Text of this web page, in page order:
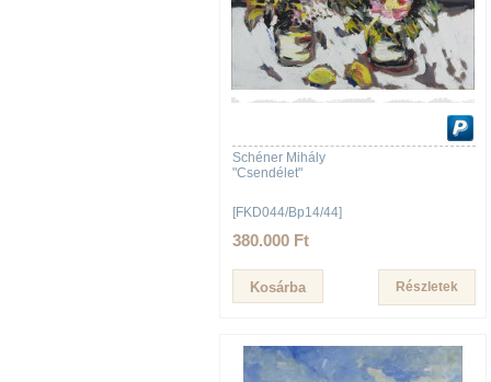
Schéner Mihály
"Csendélet"
[FKD044/Bp14/44]
380.000 Ft
Részletek